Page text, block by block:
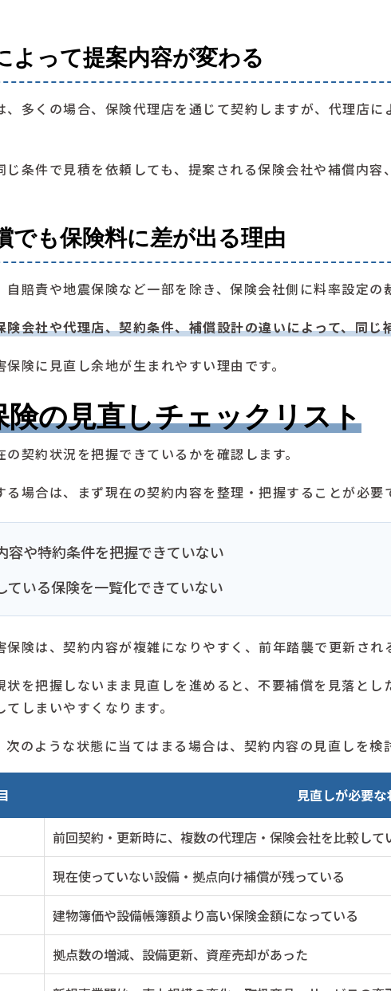
よって提案内容が変わる
、多くの場合、保険代理店を通じて契約しますが、代理店
じ条件で見積を依頼しても、提案される保険会社や補償内容
でも保険料に差が出る理由
自賠責や地震保険など一部を除き、保険会社側に料率設定の
険会社や代理店、契約条件、補償設計の違いによって、同
保険に見直し余地が生まれやすい理由です。
険の見直しチェックリスト
の契約状況を把握できているかを確認します。
る場合は、まず現在の契約内容を整理・把握することが必要
容や特約条件を把握できていない
ている保険を一覧化できていない
保険は、契約内容が複雑になりやすく、前年踏襲で更新され
状を把握しないまま見直しを進めると、不要補償を見落と
しまいやすくなります。
次のような状態に当てはまる場合は、契約内容の見直しを検
見直しが必要な
前回契約・更新時に、複数の代理店・保険会社を比較して
現在使っていない設備・拠点向け補償が残っている
建物簿価や設備帳簿額より高い保険金額になっている
拠点数の増減、設備更新、資産売却があった